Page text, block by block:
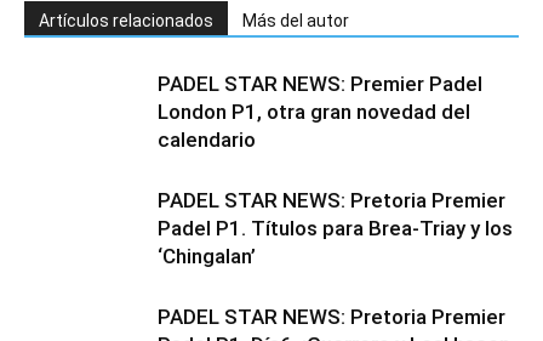
Artículos relacionados Más del autor
PADEL STAR NEWS: Premier Padel
London P1, otra gran novedad del
calendario
PADEL STAR NEWS: Pretoria Premier
Padel P1. Títulos para Brea-Triay y los
‘Chingalan’
PADEL STAR NEWS: Pretoria Premier